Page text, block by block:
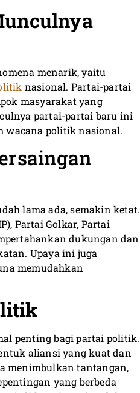
menarik, yaitu
nasional. Partai-partai
masyarakat yang
partai-partai baru ini
wacana politik nasional.
lama ada, semakin ketat.
Partai Golkar, Partai
dukungan dan
Upaya ini juga
memudahkan
penting bagi partai politik.
aliansi yang kuat dan
menimbulkan tantangan,
yang berbeda